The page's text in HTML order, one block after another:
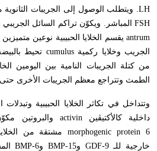
LH. ويتطلب الوصول إلى الجريبات الثانوية
FSH المباشر. ويكوّن تراكم السائل الجريبي
antrum يقسم الخلايا الحبيبية نوعين
الجريب وخلايا ركميةcumulus تحيط
من كتلة الجريبات النامية بين اليومين
الطمث وتتراجع معظم الجريبات الأخرى
وتتداخل في تكاثر الخلايا الحبيبية وتبدلات
داخلية كالأكتيڤينactivin والبروتين
morphogenic protein 6مشتقة من الخلايا
خارجية للـGDF-9 وBMP-15وBMP-6